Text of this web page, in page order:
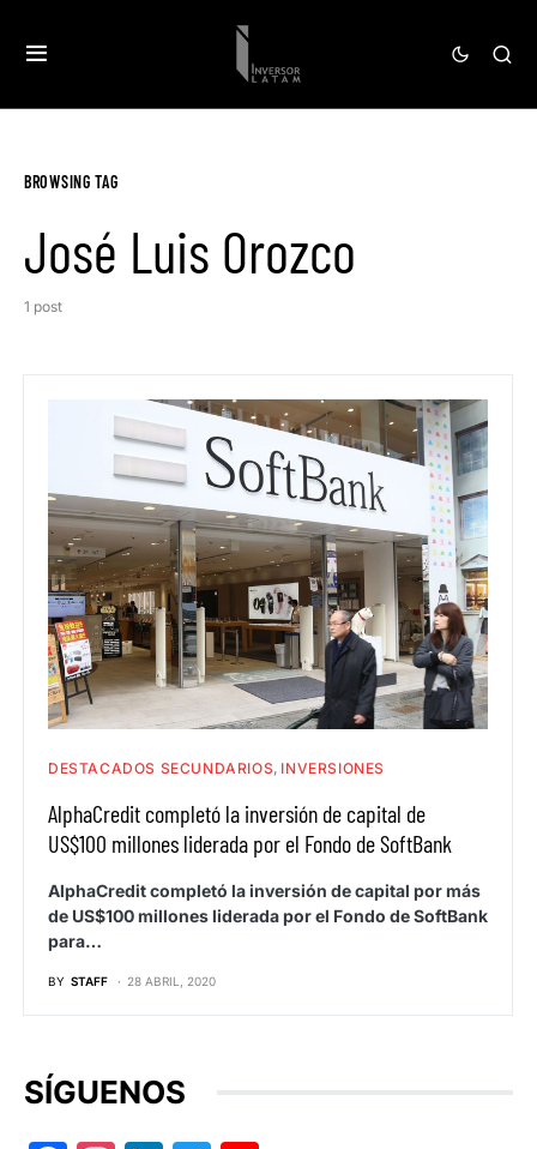
BROWSING TAG
José Luis Orozco
1 post
DESTACADOS SECUNDARIOS INVERSIONES
AlphaCredit completó la inversión de capital de
US$100 millones liderada por el Fondo de SoftBank
AlphaCredit completó la inversión de capital por más
de US$100 millones liderada por el Fondo de SoftBank
para…
BY STAFF 28 ABRIL, 2020
SÍGUENOS